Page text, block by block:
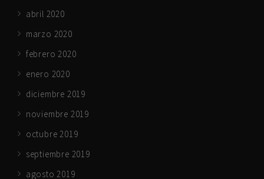
abril 2020
marzo 2020
febrero 2020
enero 2020
diciembre 2019
noviembre 2019
octubre 2019
septiembre 2019
agosto 2019